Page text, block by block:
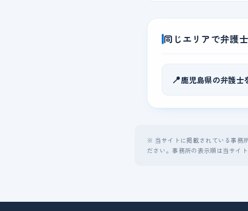
同じエリアで弁護
📍鹿児島県の弁護士
※ 当サイトに掲載されている事務
ださい。事務所の表示順は当サイ